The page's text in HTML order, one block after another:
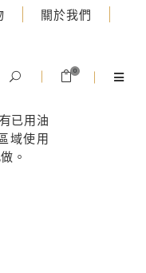
關於我們
0
已用油
域使用
。